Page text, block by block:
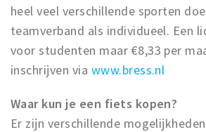
heel veel verschillende sporten
teamverband als individueel. Een
voor studenten maar €8,33 per
inschrijven via www.bress.nl
Waar kun je een fiets kopen?
Er zijn verschillende